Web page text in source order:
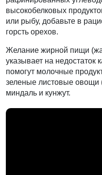
высокобелковых
или рыбу, добавьте в
горсть орехов.
Желание жирной пищи
указывает на недостаток
помогут молочные
зеленые листовые овощи
миндаль и кунжут.